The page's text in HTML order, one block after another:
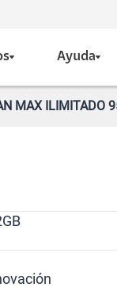
Ayuda
MAX ILIMITADO